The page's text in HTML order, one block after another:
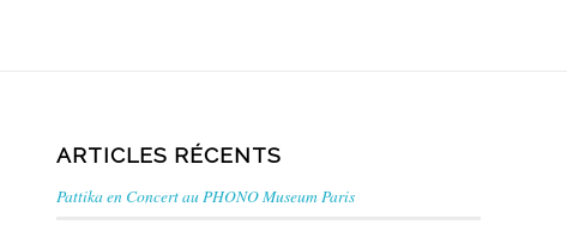
ARTICLES RÉCENTS
Pattika en Concert au PHONO Museum Paris